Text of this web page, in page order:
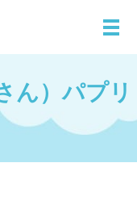
メ
ん）パプリ